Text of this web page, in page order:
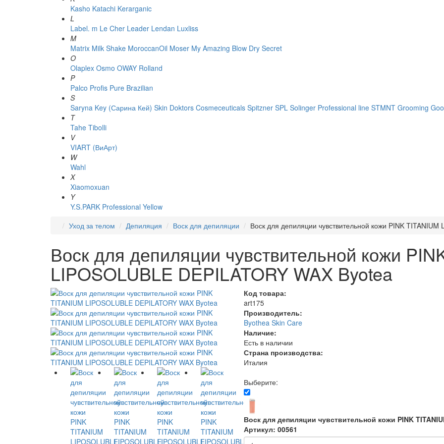
Kasho Katachi Kerarganic
L
Label. m Le Cher Leader Lendan Luxliss
M
Matrix Milk Shake MoroccanOil Moser My Amazing Blow Dry Secret
O
Olaplex Osmo OWAY Rolland
P
Palco Profis Pure Brazilian
S
Saryna Key (Сарина Кей) Skin Doktors Cosmeceuticals Spitzner SPL Solinger Professional line STMNT Grooming
T
Tahe Tibolli
V
VIART (ВиАрт)
W
Wahl
X
Xiaomoxuan
Y
Y.S.PARK Professional Yellow
Уход за телом
Депиляция Воск для депиляции Воск для депиляции чувствительной кожи PINK TITANIUM
Воск для депиляции чувствительной кожи
LIPOSOLUBLE DEPILATORY WAX Byotea
Код товара:
art175
Производитель:
Byothea Skin Care
Наличие:
Есть в наличии
Страна производства:
Италия
Выберите:
Воск для депиляции чувствительной кожи PINK
Артикул: 00561